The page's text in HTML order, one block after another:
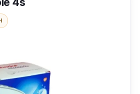
memberi ubat ini
dos yang disarankan
memberi kanak-kanak
dalam tempoh 24 jam.